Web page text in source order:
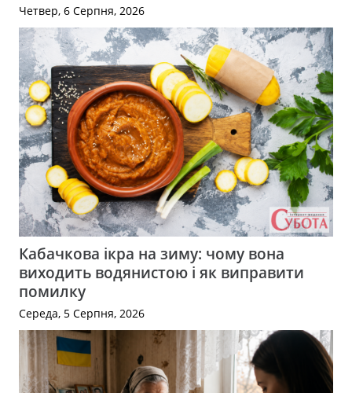
Четвер, 6 Серпня, 2026
Кабачкова ікра на зиму: чому вона
виходить водянистою і як виправити
помилку
Середа, 5 Серпня, 2026